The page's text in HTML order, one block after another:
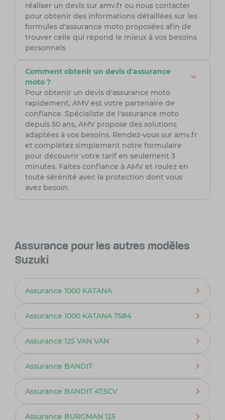
réaliser un devis sur amv.fr ou nous contacter
pour obtenir des informations détaillées sur les
formules d'assurance moto proposées afin de
trouver celle qui répond le mieux à vos besoins
personnels
Comment obtenir un devis d'assurance
moto ?
Pour obtenir un devis d'assurance moto
rapidement, AMV est votre partenaire de
confiance. Spécialiste de l'assurance moto
depuis 50 ans, AMV propose des solutions
adaptées à vos besoins. Rendez-vous sur amv.fr
et complétez simplement notre formulaire
pour découvrir votre tarif en seulement 3
minutes. Faites confiance à AMV et roulez en
toute sérénité avec la protection dont vous
avez besoin.
Assurance pour les autres modèles
Suzuki
Assurance 1000 KATANA
Assurance 1000 KATANA 7584
Assurance 125 VAN VAN
Assurance BANDIT
Assurance BANDIT 47,5CV
Assurance BURGMAN 125